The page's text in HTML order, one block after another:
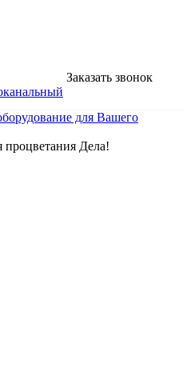
Заказать звонок
процветания Дела!